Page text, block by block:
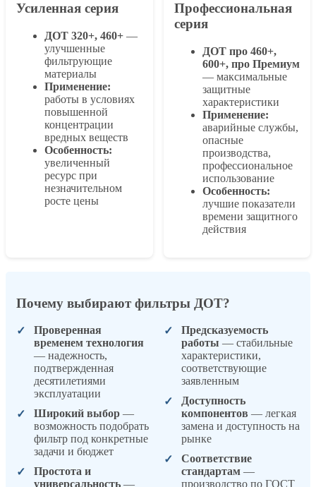
Усиленная серия
ДОТ 320+, 460+ —
улучшенные
фильтрующие
материалы
Применение:
работы в условиях
повышенной
концентрации
вредных веществ
Особенность:
увеличенный
ресурс при
незначительном
росте цены
Профессиональная
серия
ДОТ про 460+,
600+, про Премиум
— максимальные
защитные
характеристики
Применение:
аварийные службы,
опасные
производства,
профессиональное
использование
Особенность:
лучшие показатели
времени защитного
действия
Почему выбирают фильтры ДОТ?
Проверенная
временем технология
— надежность,
подтвержденная
десятилетиями
эксплуатации
Широкий выбор —
возможность подобрать
фильтр под конкретные
задачи и бюджет
Простота и
универсальность —
Предсказуемость
работы — стабильные
характеристики,
соответствующие
заявленным
Доступность
компонентов — легкая
замена и доступность на
рынке
Соответствие
стандартам —
производство по ГОСТ